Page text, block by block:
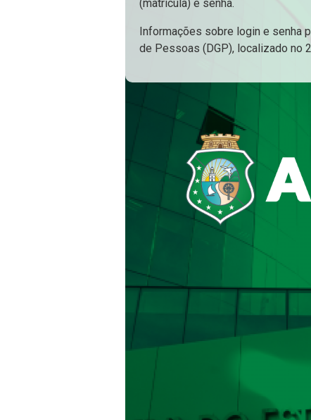
(matrícula) e senha.
Informações sobre login e senha
de Pessoas (DGP), localizado no